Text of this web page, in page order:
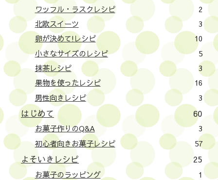
ワッフル・ラスクレシピ
2
北欧スイーツ
3
卵が決めて!レシピ
10
小さなサイズのレシピ
5
抹茶レシピ
3
果物を使ったレシピ
16
男性向きレシピ
3
はじめて 60
お菓子作りのQ&A
3
初心者向きお菓子レシピ
57
よそいきレシピ 25
お菓子のラッピング
1